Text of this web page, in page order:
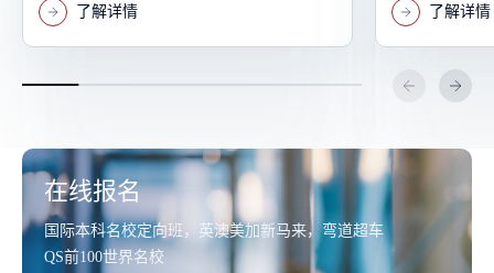
了解详情 了解详情
在线报名
国际本科名校定向班，英澳美加新马来，弯道超车
QS前100世界名校